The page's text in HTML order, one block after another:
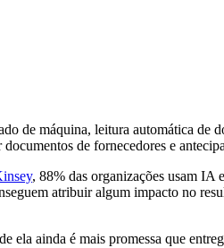
de máquina, leitura automática de
de fornecedores e
, 88% das organizações usam IA
atribuir algum impacto no
ainda é mais promessa que